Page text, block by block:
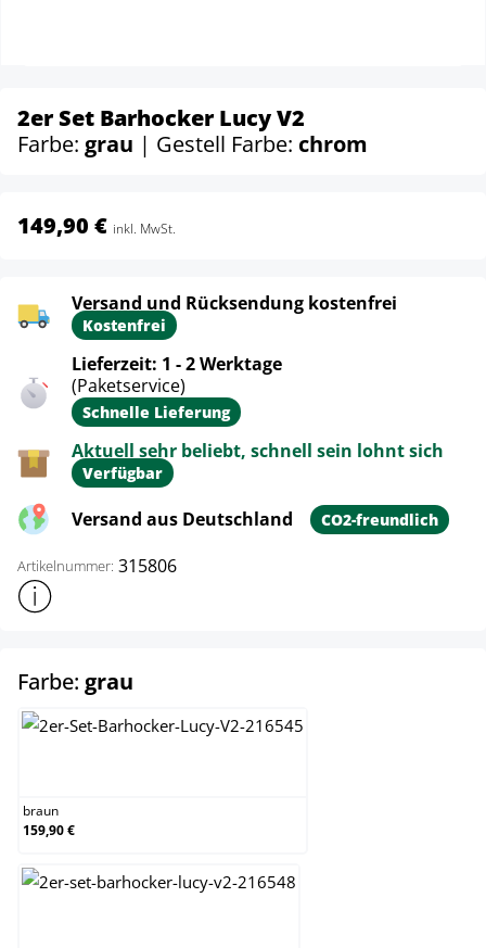
2er Set Barhocker Lucy V2
Farbe: grau | Gestell Farbe: chrom
149,90 € inkl. MwSt.
Versand und Rücksendung kostenfrei
Kostenfrei
Lieferzeit: 1 - 2 Werktage
(Paketservice)
Schnelle Lieferung
Aktuell sehr beliebt, schnell sein lohnt sich
Verfügbar
Versand aus Deutschland CO2-freundlich
Artikelnummer: 315806
Weitere Produktinformationen anzeigen
Farbe: grau
braun
159,90 €